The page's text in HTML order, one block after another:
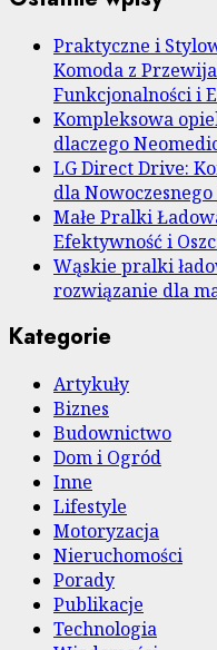
Praktyczne i
Komoda z
Funkcjonalności i
Kompleksowa
dlaczego
LG Direct Drive:
dla
Małe Pralki
Efektywność i
Wąskie pralki
rozwiązanie dla
Kategorie
Artykuły
Biznes
Budownictwo
Dom i Ogród
Inne
Lifestyle
Motoryzacja
Nieruchomości
Porady
Publikacje
Technologia